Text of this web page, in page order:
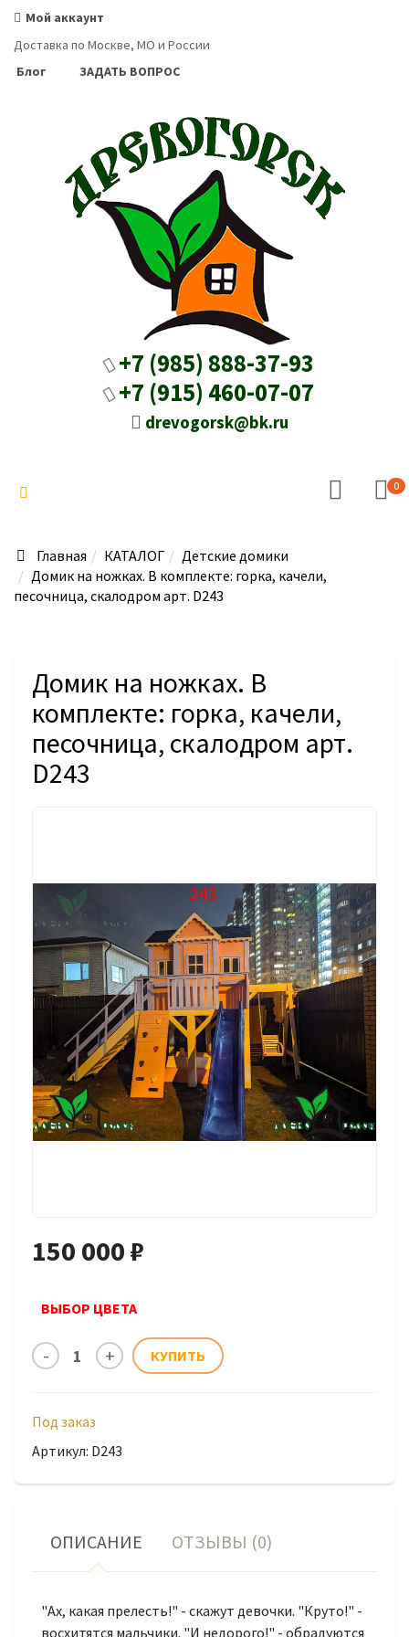
Мой аккаунт
Доставка по Москве, МО и России
Блог
ЗАДАТЬ ВОПРОС
+7 (985) 888-37-93
+7 (915) 460-07-07
drevogorsk@bk.ru
0
Главная КАТАЛОГ
Детские домики
Домик на ножках. В комплекте: горка, качели,
песочница, скалодром арт. D243
Домик на ножках. В
комплекте: горка, качели,
песочница, скалодром арт.
D243
150 000 ₽
ВЫБОР ЦВЕТА
Под заказ
Артикул: D243
ОПИСАНИЕ ОТЗЫВЫ (0)
"Ах, какая прелесть!" - скажут девочки. "Круто!" -
восхитятся мальчики. "И недорого!" - обрадуются